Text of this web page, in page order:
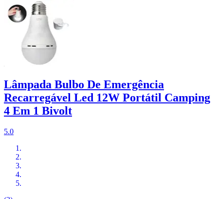
Lâmpada Bulbo De Emergência
Recarregável Led 12W Portátil Camping
4 Em 1 Bivolt
5.0